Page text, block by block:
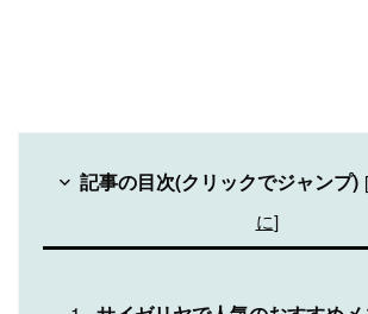
記事の目次(クリックでジャンプ) [
に]